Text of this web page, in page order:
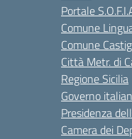
Portale
Comune
Comune
Città Metr. di
Regione Sicilia
Governo
Presidenza
Camera dei